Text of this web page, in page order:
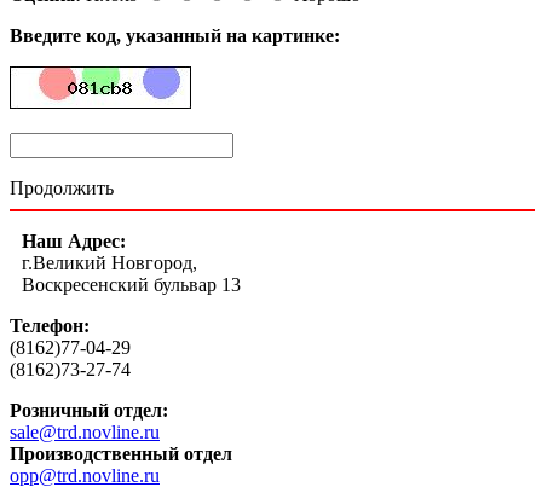
Введите код, указанный на картинке:
Продолжить
Наш Адрес:
г.Великий Новгород,
Воскресенский бульвар 13
Телефон:
(8162)77-04-29
(8162)73-27-74
Розничный отдел:
sale@trd.novline.ru
Производственный отдел
opp@trd.novline.ru